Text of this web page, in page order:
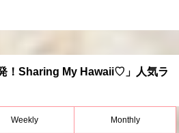
！Sharing My Hawaii♡」人気ラ
Weekly Monthly